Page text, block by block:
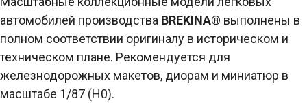
автомобилей производства BREKINA® выполнены в
полном соответствии оригиналу в историческом и
техническом плане. Рекомендуется для
железнодорожных макетов, диорам и миниатюр в
масштабе 1/87 (H0).